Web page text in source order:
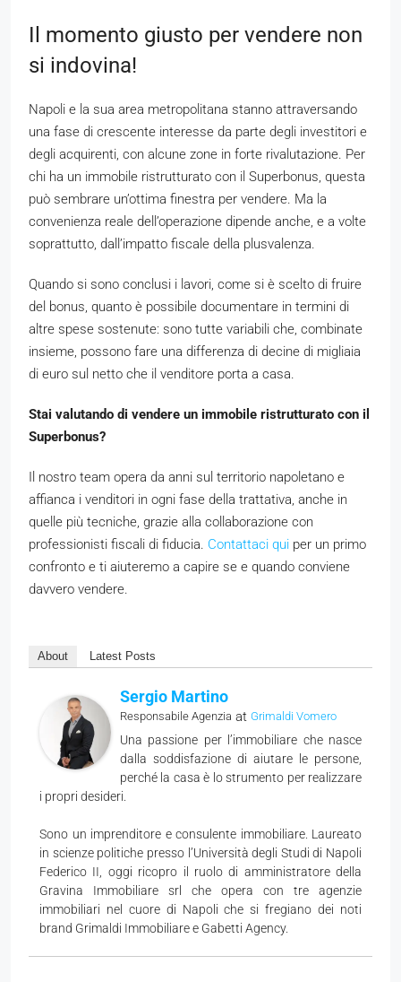
Il momento giusto per vendere non
si indovina!
Napoli e la sua area metropolitana stanno attraversando
una fase di crescente interesse da parte degli investitori e
degli acquirenti, con alcune zone in forte rivalutazione. Per
chi ha un immobile ristrutturato con il Superbonus, questa
può sembrare un’ottima finestra per vendere. Ma la
convenienza reale dell’operazione dipende anche, e a volte
soprattutto, dall’impatto fiscale della plusvalenza.
Quando si sono conclusi i lavori, come si è scelto di fruire
del bonus, quanto è possibile documentare in termini di
altre spese sostenute: sono tutte variabili che, combinate
insieme, possono fare una differenza di decine di migliaia
di euro sul netto che il venditore porta a casa.
Stai valutando di vendere un immobile ristrutturato con il
Superbonus?
Il nostro team opera da anni sul territorio napoletano e
affianca i venditori in ogni fase della trattativa, anche in
quelle più tecniche, grazie alla collaborazione con
professionisti fiscali di fiducia. Contattaci qui per un primo
confronto e ti aiuteremo a capire se e quando conviene
davvero vendere.
About Latest Posts
Sergio Martino
Responsabile Agenzia at Grimaldi Vomero
Una passione per l’immobiliare che nasce
dalla soddisfazione di aiutare le persone,
perché la casa è lo strumento per realizzare
i propri desideri.
Sono un imprenditore e consulente immobiliare. Laureato
in scienze politiche presso l’Università degli Studi di Napoli
Federico II, oggi ricopro il ruolo di amministratore della
Gravina Immobiliare srl che opera con tre agenzie
immobiliari nel cuore di Napoli che si fregiano dei noti
brand Grimaldi Immobiliare e Gabetti Agency.